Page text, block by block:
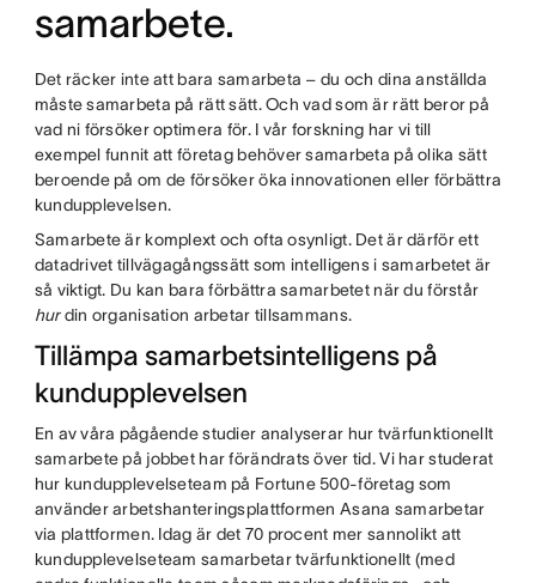
samarbete.
Det räcker inte att bara samarbeta – du och dina anställda
måste samarbeta på rätt sätt. Och vad som är rätt beror på
vad ni försöker optimera för. I vår forskning har vi till
exempel funnit att företag behöver samarbeta på olika sätt
beroende på om de försöker öka innovationen eller förbättra
kundupplevelsen.
Samarbete är komplext och ofta osynligt. Det är därför ett
datadrivet tillvägagångssätt som intelligens i samarbetet är
så viktigt. Du kan bara förbättra samarbetet när du förstår
hurdin organisation arbetar tillsammans.
Tillämpa samarbetsintelligens på
kundupplevelsen
En av våra pågående studier analyserar hur tvärfunktionellt
samarbete på jobbet har förändrats över tid. Vi har studerat
hur kundupplevelseteam på Fortune 500-företag som
använder arbetshanteringsplattformen Asana samarbetar
via plattformen. Idag är det 70 procent mer sannolikt att
kundupplevelseteam samarbetar tvärfunktionellt (med